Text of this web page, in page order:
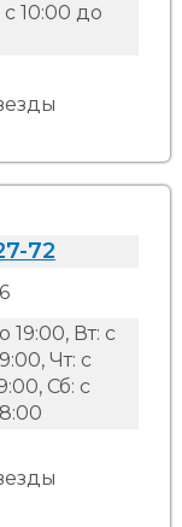
10:00 до
72
19:00, Вт: с
Чт: с
Сб: с